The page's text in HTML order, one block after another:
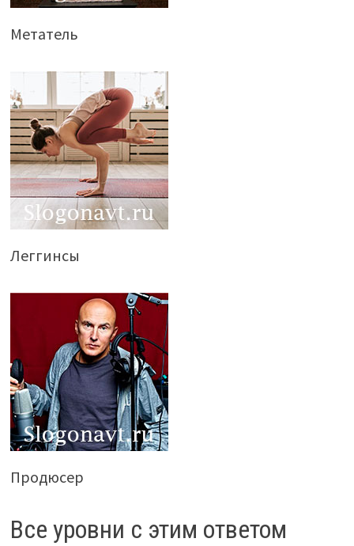
Метатель
Леггинсы
Продюсер
Все уровни с этим ответом